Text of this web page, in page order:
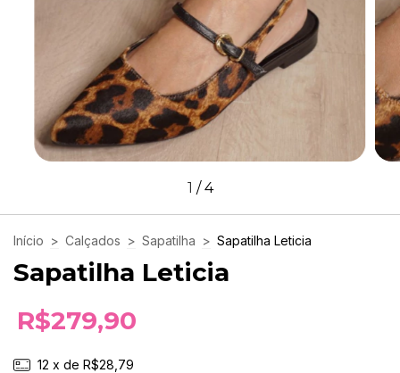
1 /4
Início > Calçados > Sapatilha > Sapatilha Leticia
Sapatilha Leticia
R$279,90
12 x de R$28,79